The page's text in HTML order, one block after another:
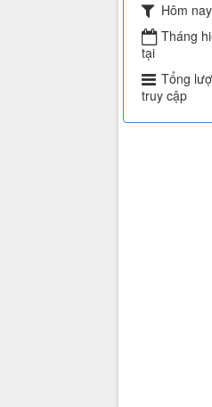
Hôm nay
Tháng
tại
Tổng
truy cập